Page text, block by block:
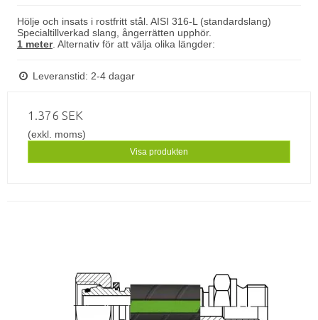
Hölje och insats i rostfritt stål. AISI 316-L (standardslang)
Specialtillverkad slang, ångerrätten upphör.
1 meter. Alternativ för att välja olika längder:
Leveranstid: 2-4 dagar
1.376 SEK
(exkl. moms)
Visa produkten